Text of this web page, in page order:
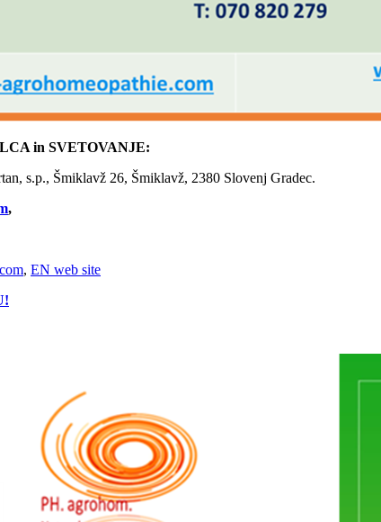
in SVETOVANJE:
s.p., Šmiklavž 26, Šmiklavž, 2380 Slovenj Gradec.
,
, EN web site